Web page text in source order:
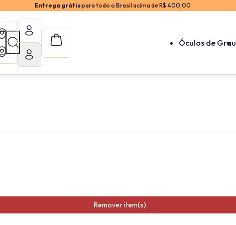
Entrega grátispara todo o Brasil acima de R$ 400,00
Óculos de Grau
Remover item(s)